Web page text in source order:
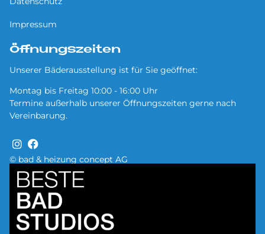
© bad & heizung concept AG
Impressum
Öffnungszeiten
Unserer Bäderausstellung ist für Sie geöffnet:
Montag bis Freitag 10:00 - 16:00 Uhr
Termine außerhalb unserer Öffnungszeiten gerne nach
Vereinbarung.